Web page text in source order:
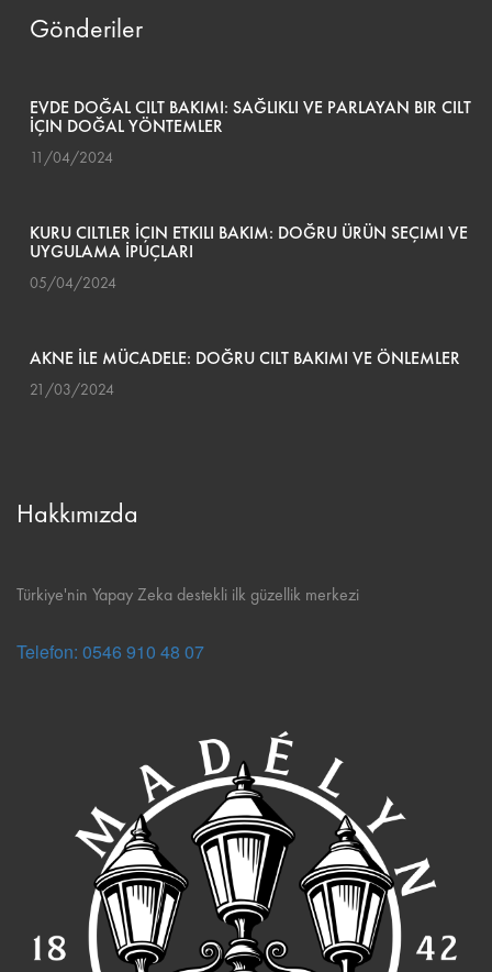
Hakkımızda
Türkiye'nin Yapay Zeka destekli ilk güzellik merkezi
Telefon: 0546 910 48 07
Gönderiler
EVDE DOĞAL CILT BAKIMI: SAĞLIKLI VE PARLAYAN BIR CILT
İÇIN DOĞAL YÖNTEMLER
11/04/2024
KURU CILTLER İÇIN ETKILI BAKIM: DOĞRU ÜRÜN SEÇIMI VE
UYGULAMA İPUÇLARI
05/04/2024
AKNE İLE MÜCADELE: DOĞRU CILT BAKIMI VE ÖNLEMLER
21/03/2024